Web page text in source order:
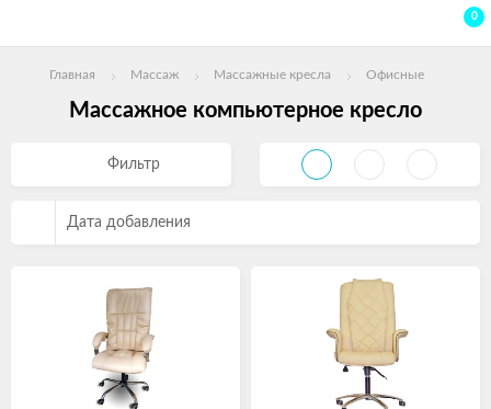
0
Главная Массаж Массажные кресла Офисные
Массажное компьютерное кресло
Фильтр
Дата добавления